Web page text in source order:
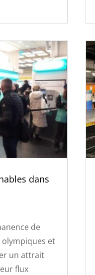
dans
de
olympiques et
un attrait
flux